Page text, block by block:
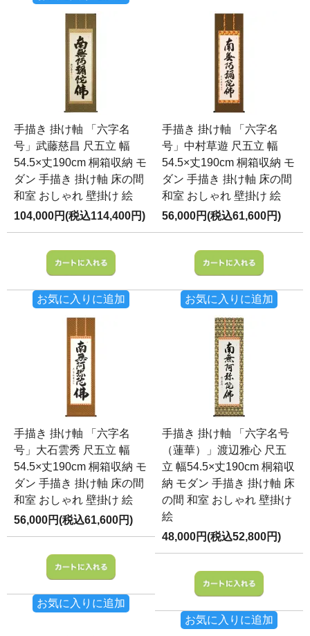
手描き 掛け軸 「六字名
号」武藤慈昌 尺五立 幅
54.5×丈190cm 桐箱収納 モ
ダン 手描き 掛け軸 床の間
和室 おしゃれ 壁掛け 絵
104,000円(税込114,400円)
お気に入りに追加
手描き 掛け軸 「六字名
号」中村草遊 尺五立 幅
54.5×丈190cm 桐箱収納 モ
ダン 手描き 掛け軸 床の間
和室 おしゃれ 壁掛け 絵
56,000円(税込61,600円)
お気に入りに追加
手描き 掛け軸 「六字名
号」大石雲秀 尺五立 幅
54.5×丈190cm 桐箱収納 モ
ダン 手描き 掛け軸 床の間
和室 おしゃれ 壁掛け 絵
56,000円(税込61,600円)
お気に入りに追加
手描き 掛け軸 「六字名号
（蓮華）」渡辺雅心 尺五
立 幅54.5×丈190cm 桐箱収
納 モダン 手描き 掛け軸 床
の間 和室 おしゃれ 壁掛け
絵
48,000円(税込52,800円)
お気に入りに追加